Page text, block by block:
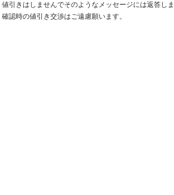
値引きはしませんでそのようなメッセージには返答し
確認時の値引き交渉はご遠慮願います。